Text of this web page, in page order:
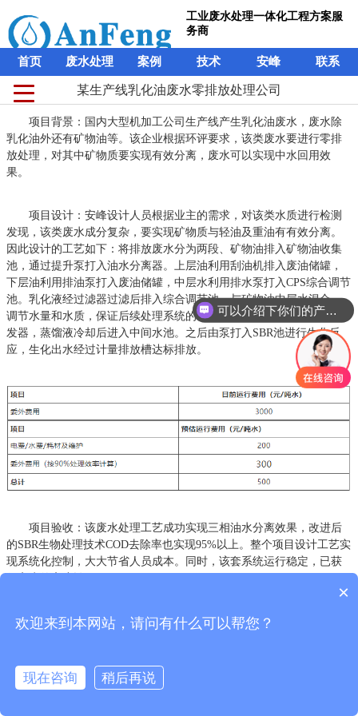
工业废水处理一体化工程方案服
务商
首页 废水处理 案例 技术 安峰 联系
某生产线乳化油废水零排放处理公司
项目背景：国内大型机加工公司生产线产生乳化油废水，废水除
乳化油外还有矿物油等。该企业根据环评要求，该类废水要进行零排
放处理，对其中矿物质要实现有效分离，废水可以实现中水回用效
果。
项目设计：安峰设计人员根据业主的需求，对该类水质进行检测
发现，该类废水成分复杂，要实现矿物质与轻油及重油有有效分离。
因此设计的工艺如下：将排放废水分为两段、矿物油排入矿物油收集
池，通过提升泵打入油水分离器。上层油利用刮油机排入废油储罐，
下层油利用排油泵打入废油储罐，中层水利用排水泵打入CPS综合调节
池。乳化液经过滤器过滤后排入综合调节池，与矿物油中层水混合，
调节水量和水质，保证后续处理系统的稳定运行。混合液由泵打入蒸
发器，蒸馏液冷却后进入中间水池。之后由泵打入SBR池进行生化反
应，生化出水经过计量排放槽达标排放。
项目验收：该废水处理工艺成功实现三相油水分离效果，改进后
的SBR生物处理技术COD去除率也实现95%以上。整个项目设计工艺实
现系统化控制，大大节省人员成本。同时，该套系统运行稳定，已获
可以介绍下你们的产品么？
×
欢迎来到本网站，请问有什么可以帮您？
现在咨询 稍后再说